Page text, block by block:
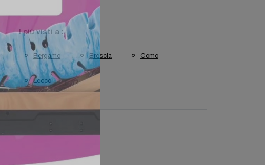
I più visti a :
Bergamo Brescia Como
Lecco